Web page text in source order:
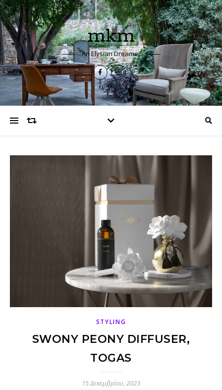
mkm
An Elysian Dreamer
STYLING
SWONY PEONY DIFFUSER,
TOGAS
15 Δεκεμβρίου, 2023